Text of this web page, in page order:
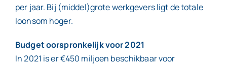
per jaar. Bij (middel)grote werkgevers ligt de totale
loonsom hoger.
Budget oorspronkelijk voor 2021
In 2021 is er €450 miljoen beschikbaar voor